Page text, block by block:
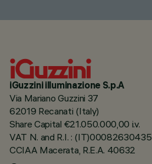
iGuzzini illuminazione S.p.A
Via Mariano Guzzini 37
62019 Recanati (Italy)
Share Capital €21.050.000,00 i.v.
VAT N. and R.I. : (IT)00082630435
CCIAA Macerata, R.E.A. 40632